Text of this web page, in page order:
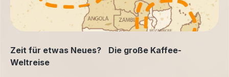
Zeit für etwas Neues? Die große Kaffee-
Weltreise